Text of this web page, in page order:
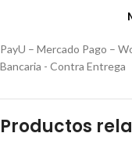
PayU – Mercado Pago –
Bancaria - Contra Entrega
Productos